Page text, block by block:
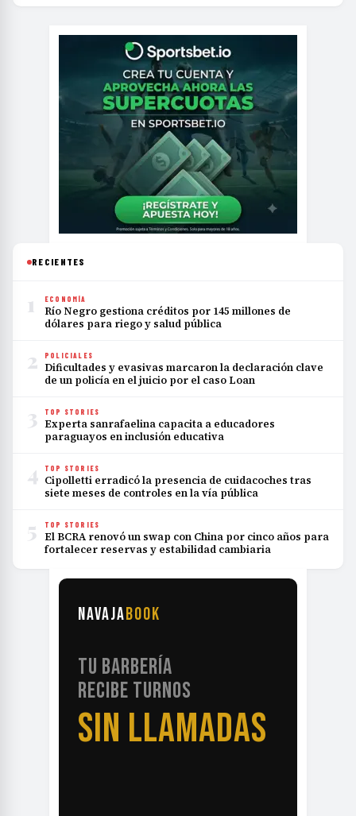
RECIENTES
1 ECONOMÍA
Río Negro gestiona créditos por 145 millones de
dólares para riego y salud pública
2 POLICIALES
Dificultades y evasivas marcaron la declaración clave
de un policía en el juicio por el caso Loan
3 TOP STORIES
Experta sanrafaelina capacita a educadores
paraguayos en inclusión educativa
4 TOP STORIES
Cipolletti erradicó la presencia de cuidacoches tras
siete meses de controles en la vía pública
5 TOP STORIES
El BCRA renovó un swap con China por cinco años para
fortalecer reservas y estabilidad cambiaria
NAVAJABOOK
TU BARBERÍA
RECIBE TURNOS
SIN LLAMADAS